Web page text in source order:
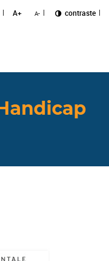
A+ A- Changer le
contraste